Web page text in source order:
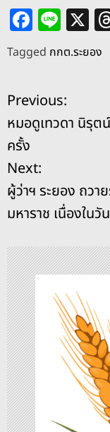
F
a
c
e
b
o
o
k
Li
n
e
X
Tagged กกต.ระยอง
แ
น
ะ
แ
น
ว
เ
รื่
อ
ง
Previous:
หมอดูเทวดา นิรุ
ครั้ง
Next:
ผู้ว่าฯ ระยอง ถวา
มหาราช เนื่องในวั